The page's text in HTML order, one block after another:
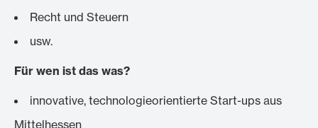
Recht und Steuern
usw.
Für wen ist das was?
innovative, technologieorientierte Start-ups aus
Mittelhessen